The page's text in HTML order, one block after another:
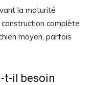
la maturité
complète
moyen, parfois
t-il besoin